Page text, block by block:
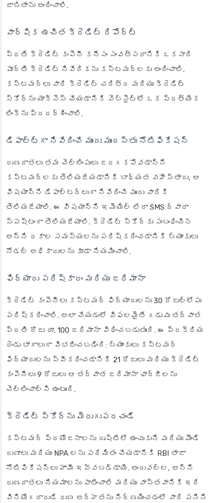
జాబితాను అందించాలి.
వార్షిక ఉచిత క్రెడిట్ రిపోర్ట్
ప్రతి క్రెడిట్ కంపెనీ కనీసం సంవత్సరానికి ఒకసారి
పూర్తి క్రెడిట్ నివేదికను కస్టమర్లకు అందించాలి.
కస్టమర్లు వారి క్రెడిట్ చరిత్ర మరియు క్రెడిట్
స్కోర్‌ను యాక్సెస్ చేయడానికి వెబ్‌సైట్‌లో ఒక ప్రత్యేక
లింక్‌ను ప్రదర్శించాలి.
డిఫాల్ట్‌గా నివేదించే ముందు ముందస్తు నోటిఫికేషన్
రుణదాతలు తమ చెల్లింపులు జరగకపోవడాన్ని
కస్టమర్లకు తెలియజేయడానికి బాధ్యత వహిస్తారు, ఆ
విషయాన్ని డిఫాల్టర్లుగా నివేదించే ముందు వారికి
తెలియజేయాలి. ఈ విషయాన్ని ఇమెయిల్ లేదా SMS ద్వారా
స్పష్టంగా తెలియజేయాలి. క్రెడిట్ స్కోర్‌కు సంబంధించిన
అన్ని రకాల సమస్యలను పరిష్కరించడానికి బ్యాంకులు
నోడల్ అధికారులను కూడా నియమించాలి.
ఫిర్యాదు పరిష్కారం మరియు జరిమానా
క్రెడిట్ కంపెనీలు కస్టమర్ ఫిర్యాదులను 30 రోజుల్లోపు
పరిష్కరించాలి. అలా చేయడంలో విఫలమైతే గడువు తర్వాత
ప్రతి రోజు రూ. 100 జరిమానా విధించబడుతుంది. ఈ ప్రక్రియ
రెండు భాగాలుగా విభజించబడింది: బ్యాంకులు కస్టమర్
ఫిర్యాదులను స్వీకరించడానికి 21 రోజులు మరియు క్రెడిట్
కంపెనీలు 9 రోజులు ఆ తర్వాత జరిమానా ఛార్జీలను
చెల్లించాల్సి ఉంటుంది.
క్రెడిట్ స్కోర్‌ను మెరుగుపరచండి
కస్టమర్ ప్రయోజనాలను దృష్టిలో ఉంచుకుని మరియు మొండి
రుణాలు మరియు NPA లను పరిమితం చేయడానికి RBI తాజా
నోటిఫికేషన్‌లు హామీ ఇవ్వబడ్డాయి. అందువల్ల, అన్ని
రుణదాతలు నియమాలను పాటించాలి మరియు వాస్తవానికి ఇది
వినియోగదారుడి రుణ అర్హతను నిర్ణయించడంలో వారి పనిని